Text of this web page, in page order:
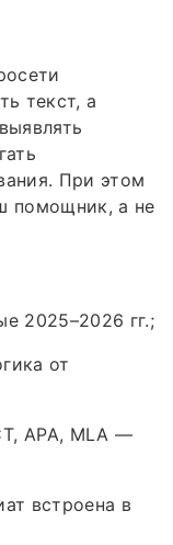
текст, а
При этом
помощник, а не
2025–2026 гг.;
от
APA, MLA —
встроена в